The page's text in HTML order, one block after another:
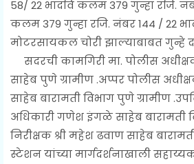
58/ 22 भादवि कलम 379 गुन्हा रजि.
कलम 379 गुन्हा रजि. नंबर 144 / 22
मोटरसायकल चोरी झाल्याबाबत गुन्हे
सदरची कामगिरी मा. पोलीस
साहेब पुणे ग्रामीण .अप्पर पोलीस
साहेब बारामती विभाग पुणे ग्रामीण
अधिकारी गणेश इंगळे साहेब बारामती
निरीक्षक श्री महेश ढवाण साहेब
स्टेशन यांच्या मार्गदर्शनाखाली